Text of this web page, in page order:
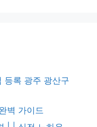
등록 광주 광산구
벽 가이드